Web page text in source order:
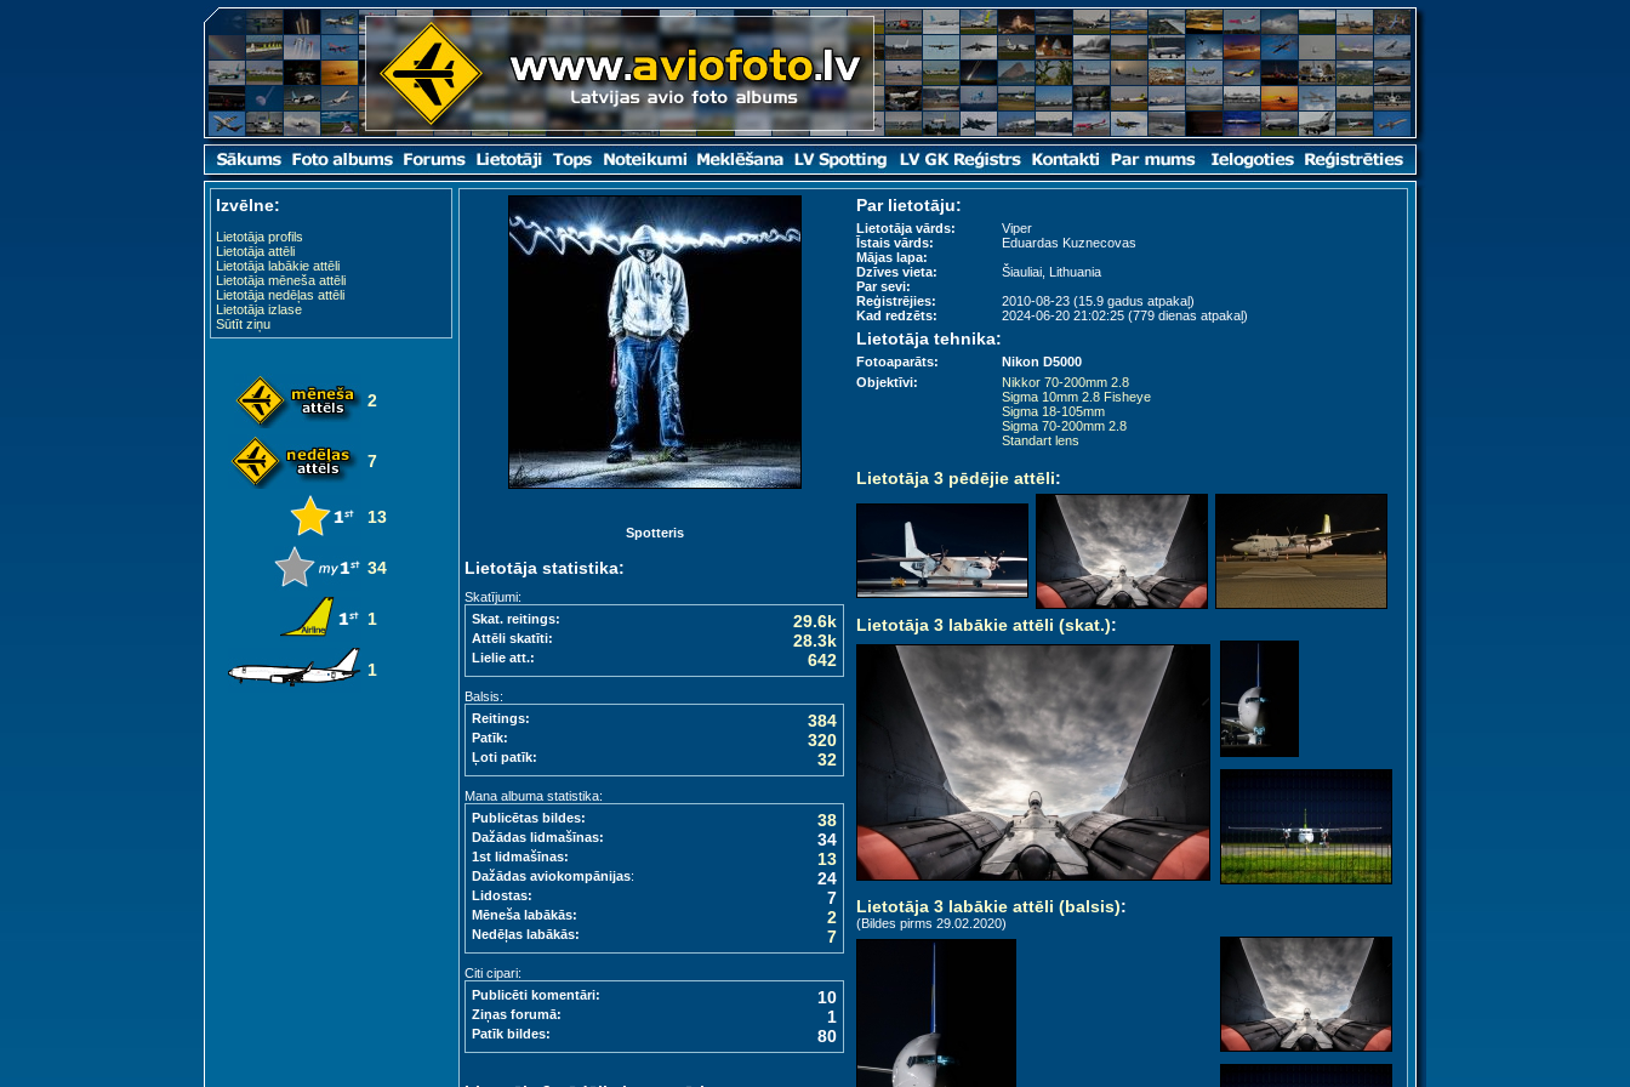
Izvēlne:
Lietotāja profils
Lietotāja attēli
Lietotāja labākie attēli
Lietotāja mēneša attēli
Lietotāja nedēļas attēli
Lietotāja izlase
Sūtīt ziņu
2
7
13
34
1
1
Par lietotāju:
Lietotāja vārds:
Viper
Īstais vārds:
Eduardas Kuznecovas
Mājas lapa:
Dzīves vieta:
Šiauliai, Lithuania
Par sevi:
Reģistrējies:
2010-08-23 (15.9 gadus atpakaļ)
Kad redzēts:
2024-06-20 21:02:25 (779 dienas atpakaļ)
Lietotāja tehnika:
Fotoaparāts:
Nikon D5000
Objektīvi:
Nikkor 70-200mm 2.8
Sigma 10mm 2.8 Fisheye
Sigma 18-105mm
Sigma 70-200mm 2.8
Standart lens
Lietotāja 3 pēdējie attēli:
Lietotāja 3 labākie attēli (skat.):
Lietotāja 3 labākie attēli (balsis):
(Bildes pirms 29.02.2020)
Spotteris
Lietotāja statistika:
Skatījumi:
Skat. reitings:
29.6k
Attēli skatīti: 28.3k
Lielie att.: 642
Balsis:
Reitings:
384
Patīk: 320
Ļoti patīk: 32
Mana albuma statistika:
Publicētas bildes:
38
Dažādas lidmašīnas: 34
1st lidmašīnas: 13
Dažādas aviokompānijas: 24
Lidostas: 7
Mēneša labākās: 2
Nedēļas labākās: 7
Citi cipari:
Publicēti komentāri:
10
Ziņas forumā: 1
Patīk bildes: 80